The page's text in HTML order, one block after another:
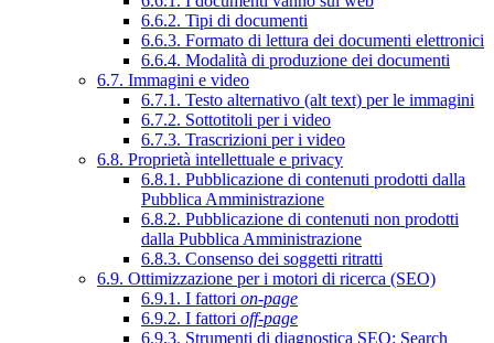
6.6.2. Tipi di documenti
6.6.3. Formato di lettura dei documenti elettronici
6.6.4. Modalità di produzione dei documenti
6.7. Immagini e video
6.7.1. Testo alternativo (alt text) per le immagini
6.7.2. Sottotitoli per i video
6.7.3. Trascrizioni per i video
6.8. Proprietà intellettuale e privacy
6.8.1. Pubblicazione di contenuti prodotti dalla
Pubblica Amministrazione
6.8.2. Pubblicazione di contenuti non prodotti
dalla Pubblica Amministrazione
6.8.3. Consenso dei soggetti ritratti
6.9. Ottimizzazione per i motori di ricerca (SEO)
6.9.1. I fattori on-page
6.9.2. I fattori off-page
6.9.3. Strumenti di diagnostica SEO: Search